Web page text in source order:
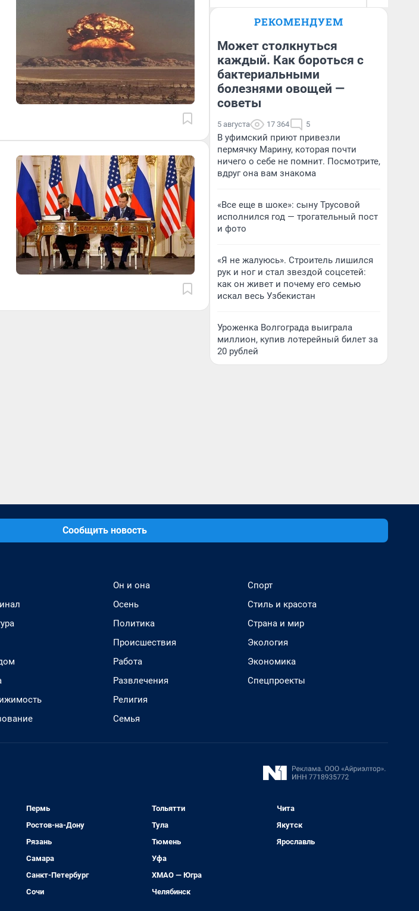
РЕКОМЕНДУЕМ
Может столкнуться
каждый. Как бороться с
бактериальными
болезнями овощей —
советы
5 августа 17 364 5
В уфимский приют привезли
пермячку Марину, которая почти
ничего о себе не помнит. Посмотрите,
вдруг она вам знакома
«Все еще в шоке»: сыну Трусовой
исполнился год — трогательный пост
и фото
«Я не жалуюсь». Строитель лишился
рук и ног и стал звездой соцсетей:
как он живет и почему его семью
искал весь Узбекистан
Уроженка Волгограда выиграла
миллион, купив лотерейный билет за
20 рублей
Сообщить новость
Он и она
Осень
Политика
Происшествия
Работа
Развлечения
Религия
Семья
Спорт
Стиль и красота
Страна и мир
Экология
Экономика
Спецпроекты
Пермь
Ростов-на-Дону
Рязань
Самара
Санкт-Петербург
Сочи
Тольятти
Тула
Тюмень
Уфа
ХМАО — Югра
Челябинск
Чита
Якутск
Ярославль